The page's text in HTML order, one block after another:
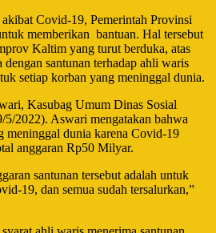
Covid-19, Pemerintah Provinsi
memberikan bantuan. Hal tersebut
Kaltim yang turut berduka, atas
santunan terhadap ahli waris
setiap korban yang meninggal dunia.
Kasubag Umum Dinas Sosial
2022). Aswari mengatakan bahwa
meninggal dunia karena Covid-19
anggaran Rp50 Milyar.
santunan tersebut adalah untuk
19, dan semua sudah tersalurkan,”